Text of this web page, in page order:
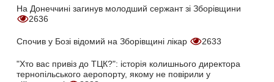
На Донеччині загинув молодший сержант зі Зборівщини
2636
Спочив у Бозі відомий на Зборівщині лікар 2633
"Хто вас привіз до ТЦК?": історія колишнього директора
тернопільського аеропорту, якому не повірили у